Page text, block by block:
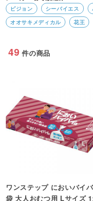
ピジョン シーバイエス
オオサキメディカル
花王
49 件の商品
ワンステップ においバイ
袋 大人おむつ用 Lサイズ